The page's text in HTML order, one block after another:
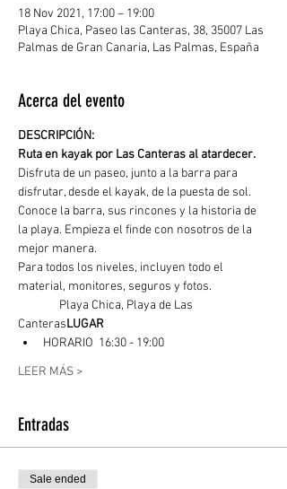
18 Nov 2021, 17:00 – 19:00
Playa Chica, Paseo las Canteras, 38, 35007 Las
Palmas de Gran Canaria, Las Palmas, España
Acerca del evento
DESCRIPCIÓN:
Ruta en kayak por Las Canteras al atardecer.
Disfruta de un paseo, junto a la barra para
disfrutar, desde el kayak, de la puesta de sol.
Conoce la barra, sus rincones y la historia de
la playa. Empieza el finde con nosotros de la
mejor manera.
Para todos los niveles, incluyen todo el
material, monitores, seguros y fotos.
CanterasLUGAR
HORARIO  16:30 - 19:00
LEER MÁS >
Entradas
Sale ended